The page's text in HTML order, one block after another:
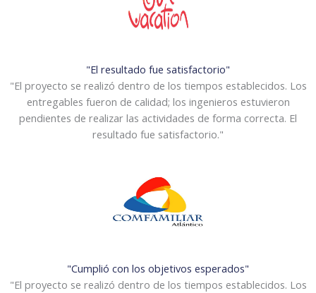
"El resultado fue satisfactorio"
"El proyecto se realizó dentro de los tiempos establecidos. Los
entregables fueron de calidad; los ingenieros estuvieron
pendientes de realizar las actividades de forma correcta. El
resultado fue satisfactorio."
"Cumplió con los objetivos esperados"
"El proyecto se realizó dentro de los tiempos establecidos. Los